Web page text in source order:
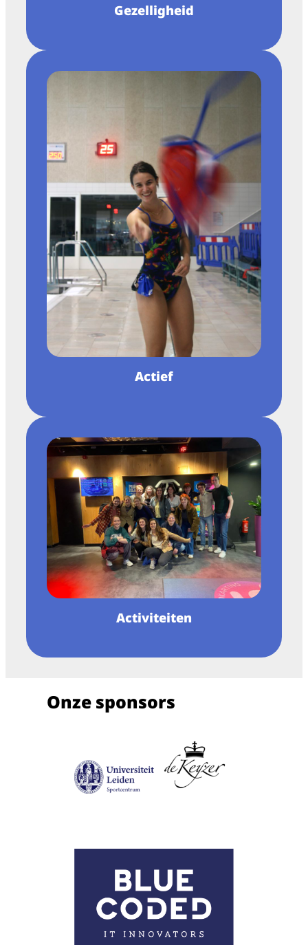
Gezelligheid
Actief
Activiteiten
Onze sponsors